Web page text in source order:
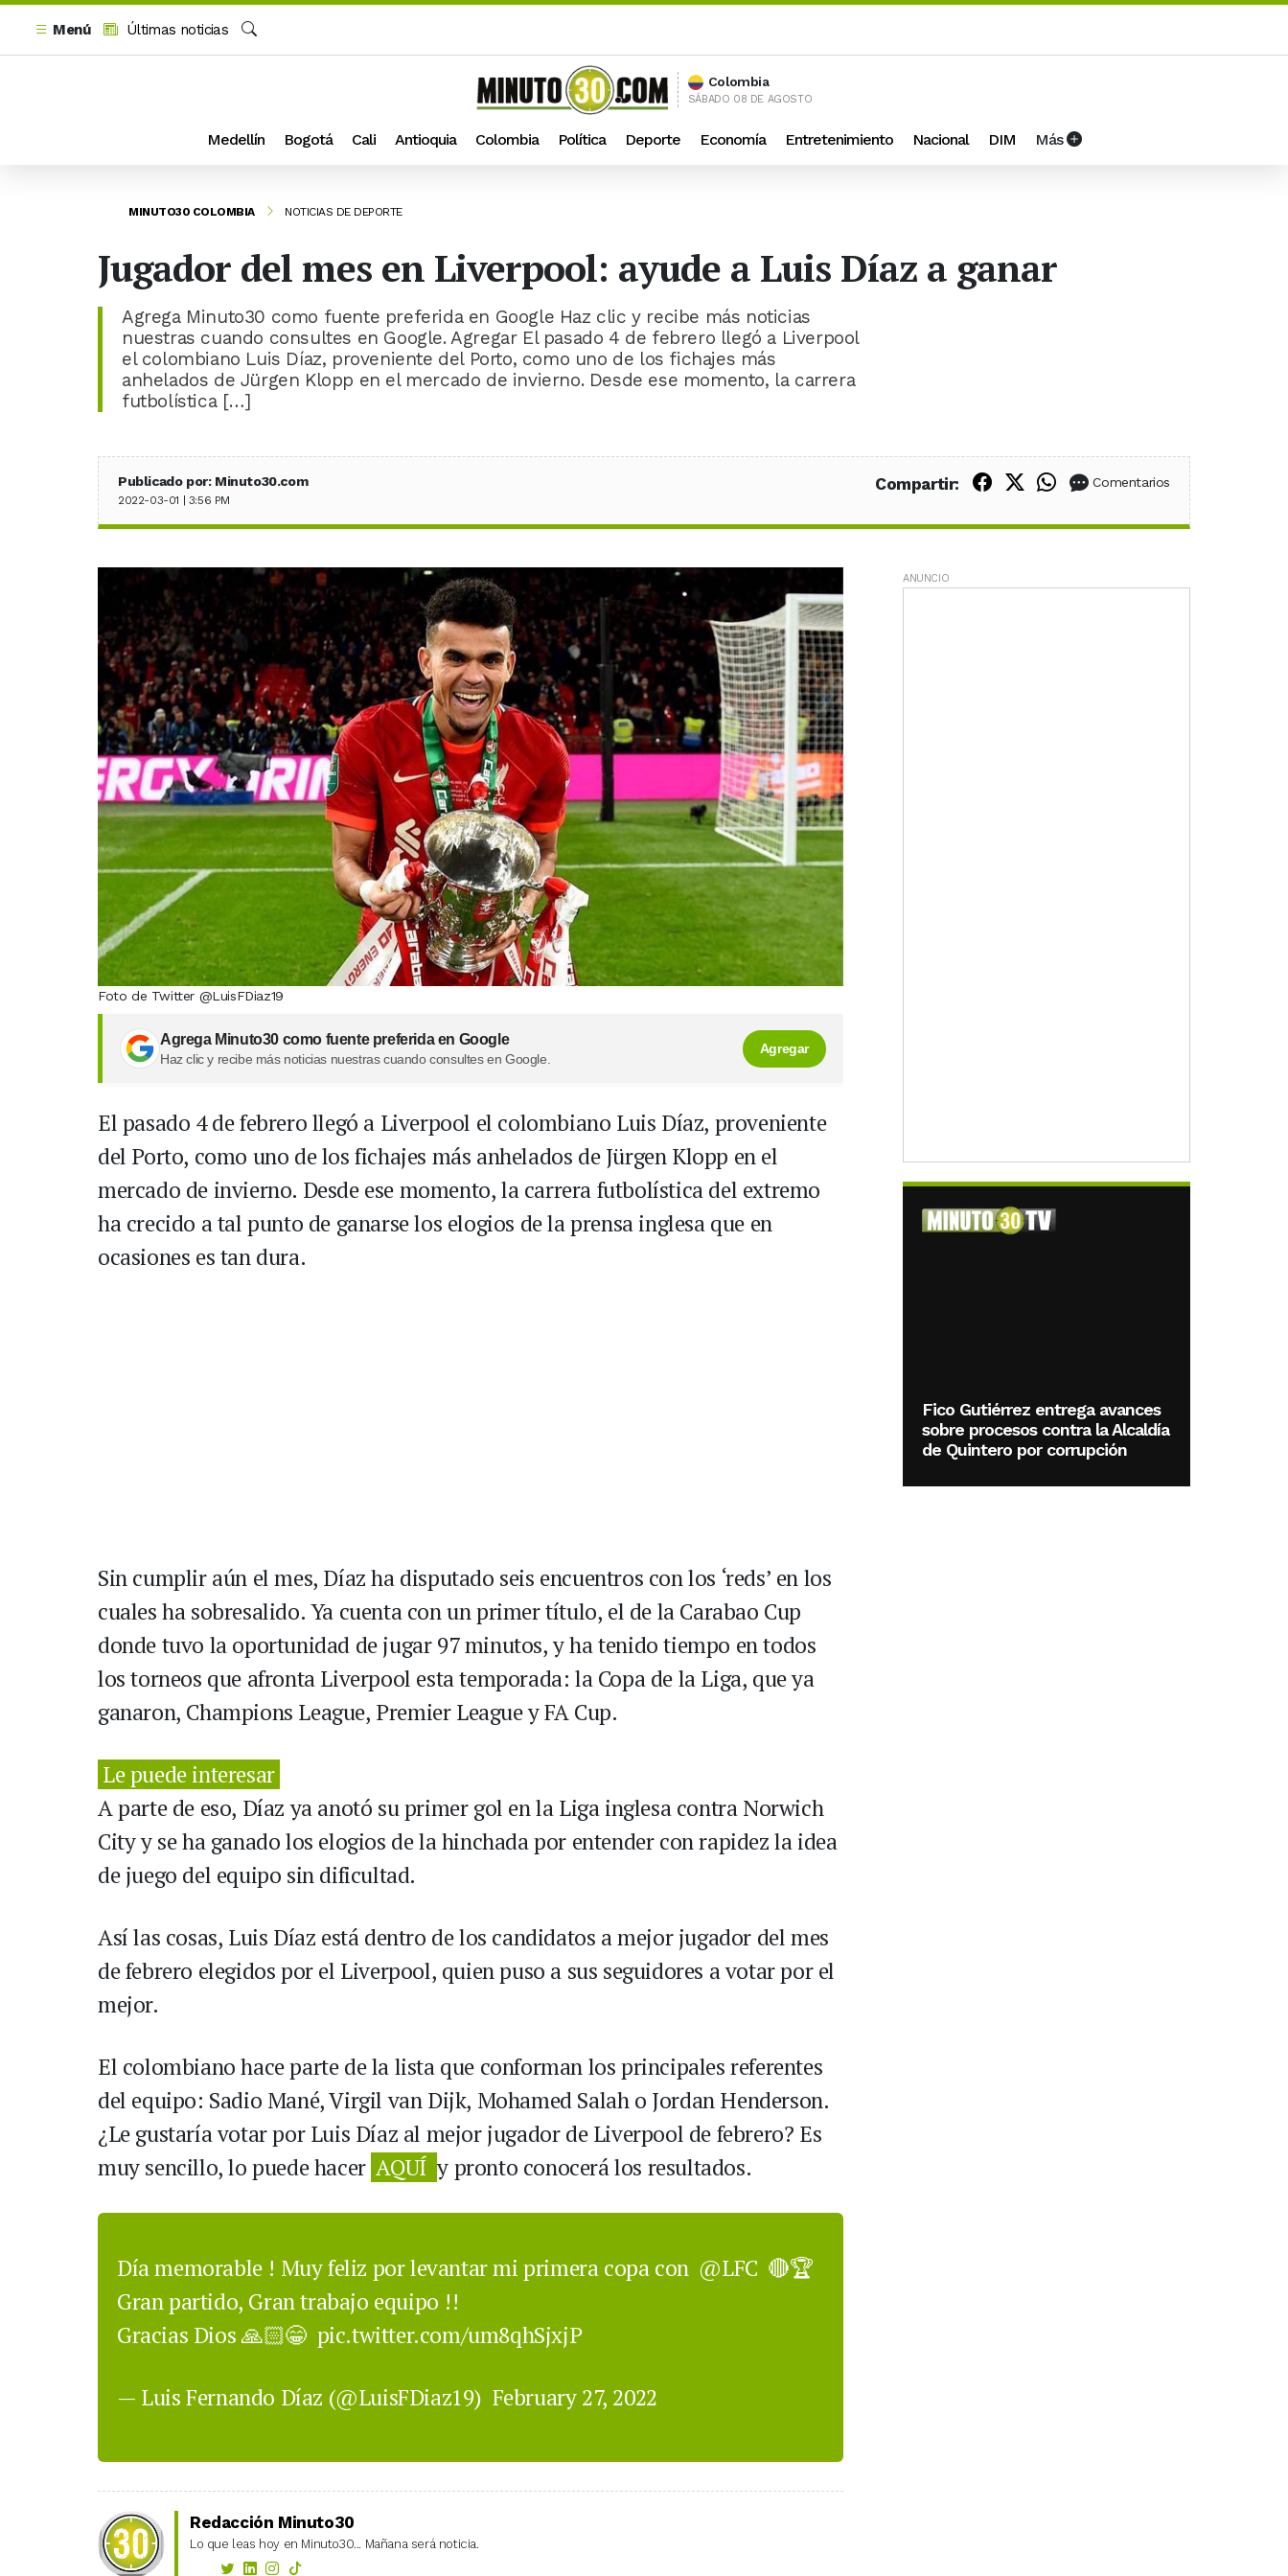
Menú
Últimas noticias
Buscar
Colombia
SÁBADO 08 DE AGOSTO
Medellín Bogotá Cali Antioquia Colombia Política Deporte Economía Entretenimiento Nacional DIM Más
MINUTO30 COLOMBIA NOTICIAS DE DEPORTE
Jugador del mes en Liverpool: ayude a Luis Díaz a ganar
Agrega Minuto30 como fuente preferida en Google Haz clic y recibe más noticias
nuestras cuando consultes en Google. Agregar El pasado 4 de febrero llegó a Liverpool
el colombiano Luis Díaz, proveniente del Porto, como uno de los fichajes más
anhelados de Jürgen Klopp en el mercado de invierno. Desde ese momento, la carrera
futbolística […]
Publicado por: Minuto30.com
2022-03-01 | 3:56 PM
Compartir: Compartir en Facebook
Compartir en X (Twitter)
Compartir en WhatsApp
Comentarios
Foto de Twitter @LuisFDiaz19
Agrega Minuto30 como fuente preferida en Google
Haz clic y recibe más noticias nuestras cuando consultes en Google.
Agregar
El pasado 4 de febrero llegó a Liverpool el colombiano Luis Díaz, proveniente
del Porto, como uno de los fichajes más anhelados de Jürgen Klopp en el
mercado de invierno. Desde ese momento, la carrera futbolística del extremo
ha crecido a tal punto de ganarse los elogios de la prensa inglesa que en
ocasiones es tan dura.
Sin cumplir aún el mes, Díaz ha disputado seis encuentros con los ‘reds’ en los
cuales ha sobresalido. Ya cuenta con un primer título, el de la Carabao Cup
donde tuvo la oportunidad de jugar 97 minutos, y ha tenido tiempo en todos
los torneos que afronta Liverpool esta temporada: la Copa de la Liga, que ya
ganaron, Champions League, Premier League y FA Cup.
Le puede interesar
A parte de eso, Díaz ya anotó su primer gol en la Liga inglesa contra Norwich
City y se ha ganado los elogios de la hinchada por entender con rapidez la idea
de juego del equipo sin dificultad.
Así las cosas, Luis Díaz está dentro de los candidatos a mejor jugador del mes
de febrero elegidos por el Liverpool, quien puso a sus seguidores a votar por el
mejor.
El colombiano hace parte de la lista que conforman los principales referentes
del equipo: Sadio Mané, Virgil van Dijk, Mohamed Salah o Jordan Henderson.
¿Le gustaría votar por Luis Díaz al mejor jugador de Liverpool de febrero? Es
muy sencillo, lo puede hacer AQUÍ y pronto conocerá los resultados.
Día memorable ! Muy feliz por levantar mi primera copa con @LFC 🔴🏆
Gran partido, Gran trabajo equipo !!
Gracias Dios 🙏🏻😁 pic.twitter.com/um8qhSjxjP
— Luis Fernando Díaz (@LuisFDiaz19) February 27, 2022
Redacción Minuto30
Lo que leas hoy en Minuto30... Mañana será noticia.
ANUNCIO
Fico Gutiérrez entrega avances
sobre procesos contra la Alcaldía
de Quintero por corrupción